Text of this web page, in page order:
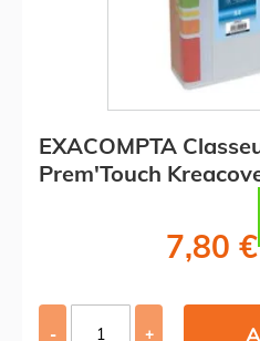
EXACOMPTA
Prem'Touch
7,80 €
- +